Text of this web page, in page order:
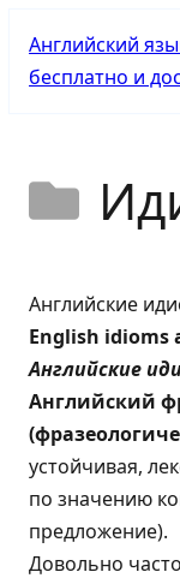
Английский
бесплатно и
Английские
English
Английские
Английский
устойчивая,
по значению
предложение).
Довольно